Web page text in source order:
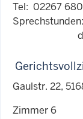
Tel: 02267
Gaulstr. 22,
Zimmer 6